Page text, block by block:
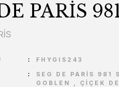
PARİS
FHYGIS243
SEG DE PARİS 981
GOBLEN
, ÇİÇEK